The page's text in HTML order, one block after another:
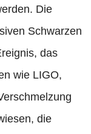
Die
Schwarzen
das
wie LIGO,
die